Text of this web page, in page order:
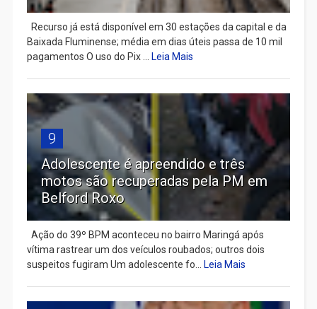
Recurso já está disponível em 30 estações da capital e da
Baixada Fluminense; média em dias úteis passa de 10 mil
pagamentos O uso do Pix ... Leia Mais
9
Adolescente é apreendido e três
motos são recuperadas pela PM em
Belford Roxo
Ação do 39º BPM aconteceu no bairro Maringá após
vítima rastrear um dos veículos roubados; outros dois
suspeitos fugiram Um adolescente fo... Leia Mais